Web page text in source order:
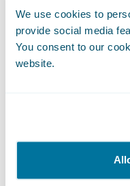
We use cookies to
provide social media
You consent to our
website.
small, grow fast“
das Geschäft
Marktbedürfnis
langfristige
Cloud-Nutzung
✓ Steigerung der